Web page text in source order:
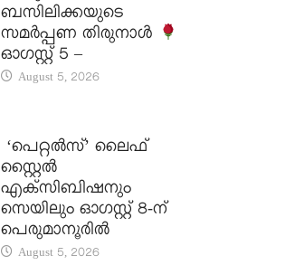
ബസിലിക്കയുടെ
സമർപ്പണ തിരുനാൾ
ഓഗസ്റ്റ് 5 –
August 5, 2026
‘പെറ്റൽസ്’ ലൈഫ്
സ്റ്റൈൽ
എക്സിബിഷനും
സെയിലും ഓഗസ്റ്റ് 8-ന്
പെരുമാനൂരിൽ
August 5, 2026